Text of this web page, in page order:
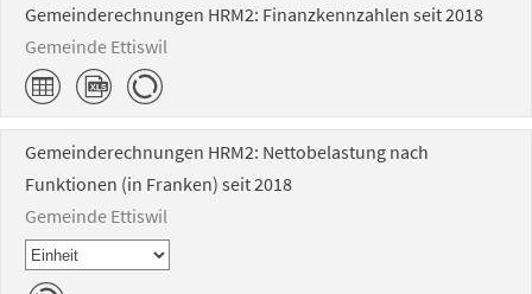
Gemeinderechnungen HRM2: Finanzkennzahlen seit 2018
Gemeinde Ettiswil
Gemeinderechnungen HRM2: Nettobelastung nach
Funktionen (in Franken) seit 2018
Gemeinde Ettiswil